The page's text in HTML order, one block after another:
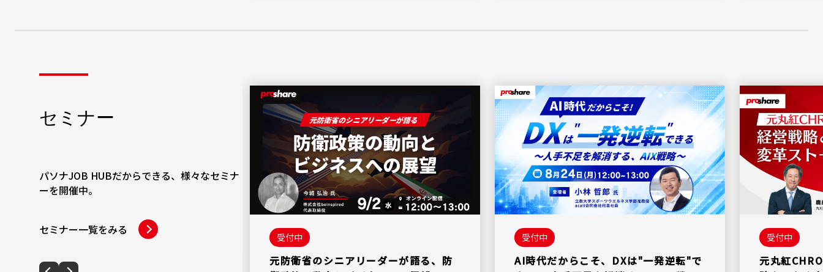
セミナー
パソナJOB HUBだからできる、様々なセミナ
ーを開催中。
セミナー一覧をみる
ジョブ型人事制度で実現する自律と共
2026年7月28日（火）12時～13時
#人事制度
エントリーする 詳細を見る 受付中
元防衛省のシニアリーダーが語る、防
受付中
AI時代だからこそ、DXは"一発逆転"で
受付中
元丸紅